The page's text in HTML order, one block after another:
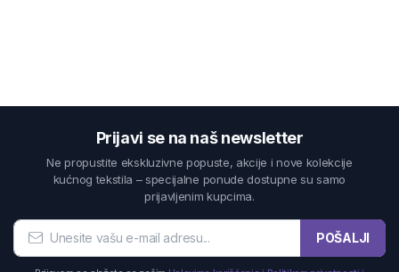
Prijavi se na naš newsletter
Ne propustite ekskluzivne popuste, akcije i nove kolekcije
kućnog tekstila – specijalne ponude dostupne su samo
prijavljenim kupcima.
POŠALJI